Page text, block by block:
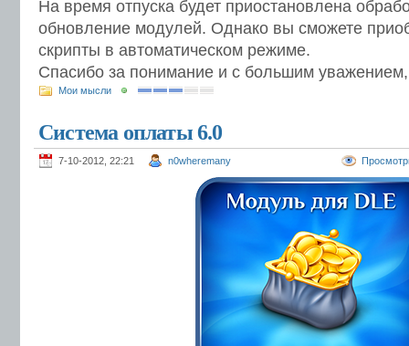
На время отпуска будет приостановлена
обновление модулей. Однако вы сможете
скрипты в автоматическом режиме.
Спасибо за понимание и с большим
Мои мысли
Система оплаты 6.0
7-10-2012, 22:21 n0wheremany